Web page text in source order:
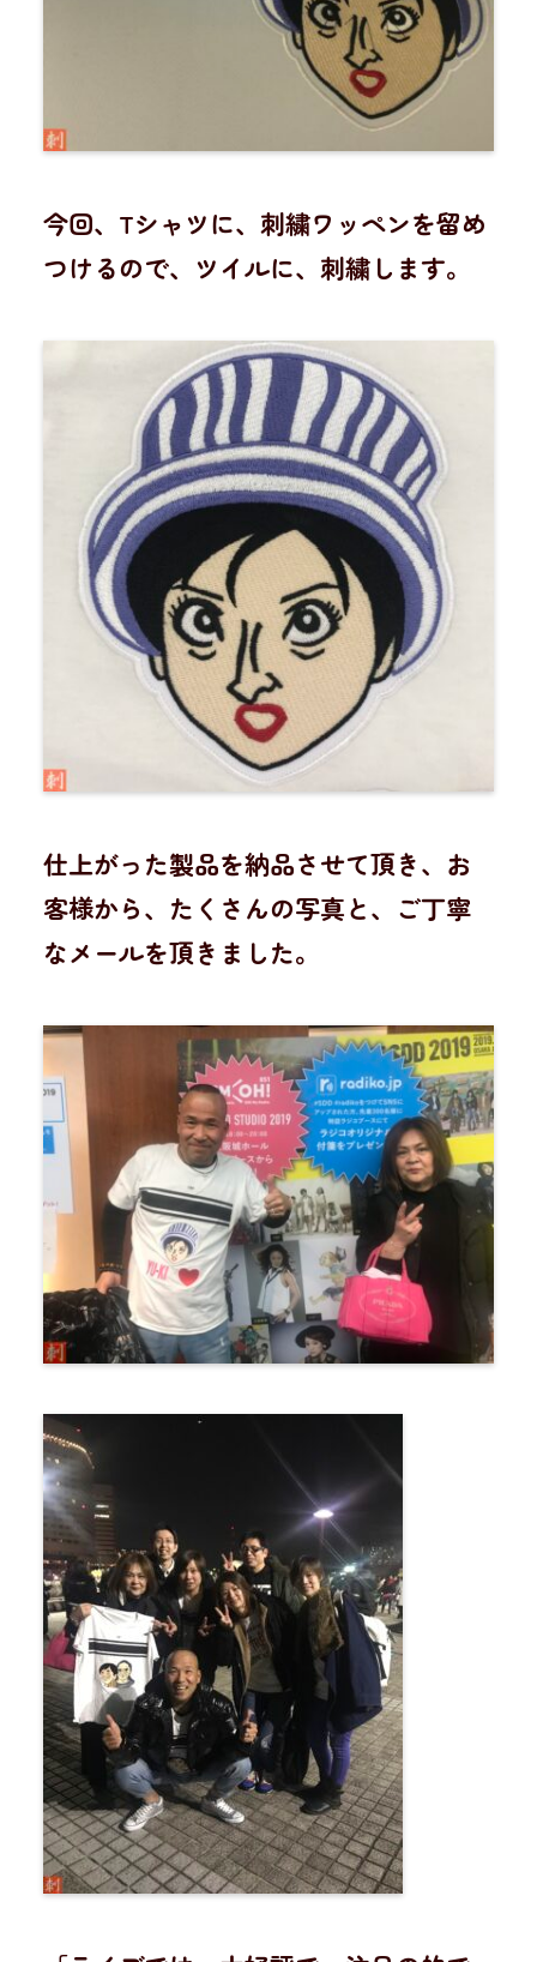
今回、Tシャツに、刺繍ワッペンを留め
つけるので、ツイルに、刺繍します。
仕上がった製品を納品させて頂き、お
客様から、たくさんの写真と、ご丁寧
なメールを頂きました。